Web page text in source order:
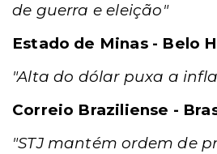
de guerra e eleição"
Estado de Minas - Belo
"Alta do dólar puxa a
Correio Braziliense -
"STJ mantém ordem de